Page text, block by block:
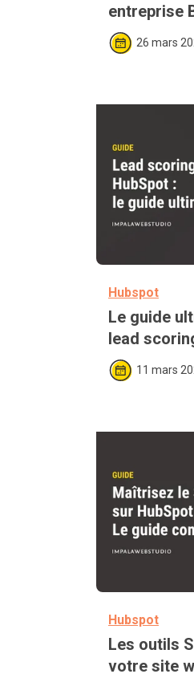
entreprise
26 mars
Hubspot
Le guide
lead
11 mars
Hubspot
Les outils
votre site